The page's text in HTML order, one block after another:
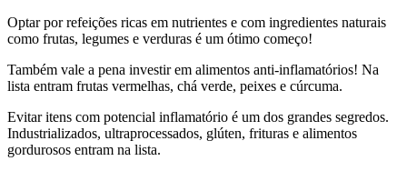
Optar por refeições ricas em nutrientes e com ingredientes naturais
como frutas, legumes e verduras é um ótimo começo!
Também vale a pena investir em alimentos anti-inflamatórios! Na
lista entram frutas vermelhas, chá verde, peixes e cúrcuma.
Evitar itens com potencial inflamatório é um dos grandes segredos.
Industrializados, ultraprocessados, glúten, frituras e alimentos
gordurosos entram na lista.